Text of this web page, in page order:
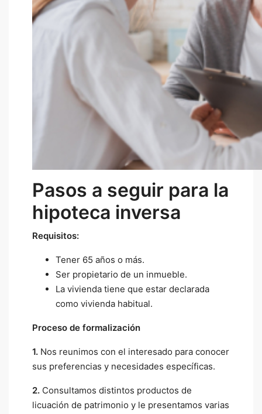
Pasos a seguir para la
hipoteca inversa
Requisitos:
Tener 65 años o más.
Ser propietario de un inmueble.
La vivienda tiene que estar declarada
como vivienda habitual.
Proceso de formalización
1. Nos reunimos con el interesado para conocer
sus preferencias y necesidades específicas.
2. Consultamos distintos productos de
licuación de patrimonio y le presentamos varias